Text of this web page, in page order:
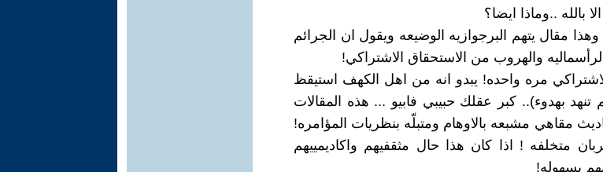
بالله ..وماذا ايضا؟
مقال يتهم البرجوازيه الوضيعه ويقول ان الجرائم
والهروب من الاستحقاق الاشتراكي!
مره واحده! يبدو انه من اهل الكهف استيقظ
بهدوء).. كبر عقلك حبيبي فابيو ... هذه المقالات
مقاهي مشبعه بالاوهام ومتبلّه بنظريات المؤامره!
متخلفه ! اذا كان هذا حال مثقفيهم واكاديمييهم
بسهوله!